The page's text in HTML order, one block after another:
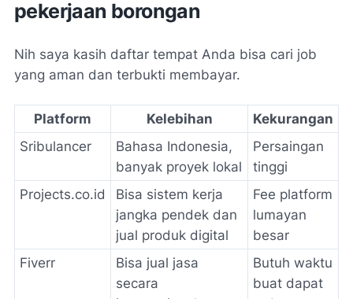
pekerjaan borongan
Nih saya kasih daftar tempat Anda bisa cari job
yang aman dan terbukti membayar.
Platform Kelebihan
Kekurangan
Sribulancer
Bahasa Indonesia,
banyak proyek lokal
Persaingan
tinggi
Projects.co.id
Bisa sistem kerja
jangka pendek dan
jual produk digital
Fee platform
lumayan
besar
Fiverr
Bisa jual jasa
secara
Butuh waktu
buat dapat